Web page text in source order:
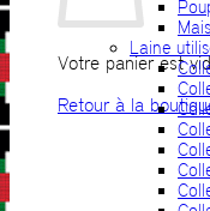
Votre panier est
Retour à la
Laine